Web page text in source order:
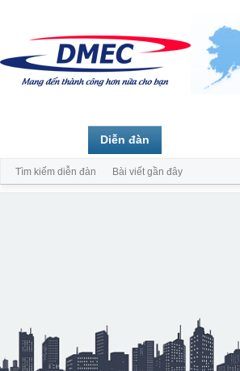
Diễn đàn
Tìm kiếm diễn đàn Bài viết gần đây